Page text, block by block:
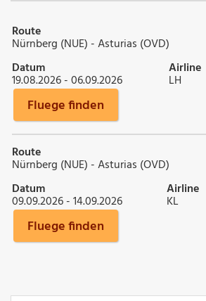
Route
Nürnberg (NUE) - Asturias (OVD)
Datum
19.08.2026 - 06.09.2026
Airline
LH
Fluege finden
Route
Nürnberg (NUE) - Asturias (OVD)
Datum
09.09.2026 - 14.09.2026
Airline
KL
Fluege finden